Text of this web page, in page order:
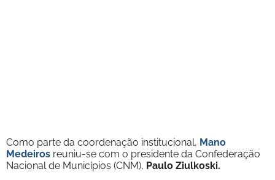
Como parte da coordenação institucional, Mano
Medeiros reuniu-se com o presidente da Confederação
Nacional de Municípios (CNM), Paulo Ziulkoski.